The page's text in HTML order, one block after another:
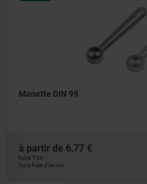
Manette DIN 99
à partir de 6,77 €
hors TVA
hors frais d’envoi